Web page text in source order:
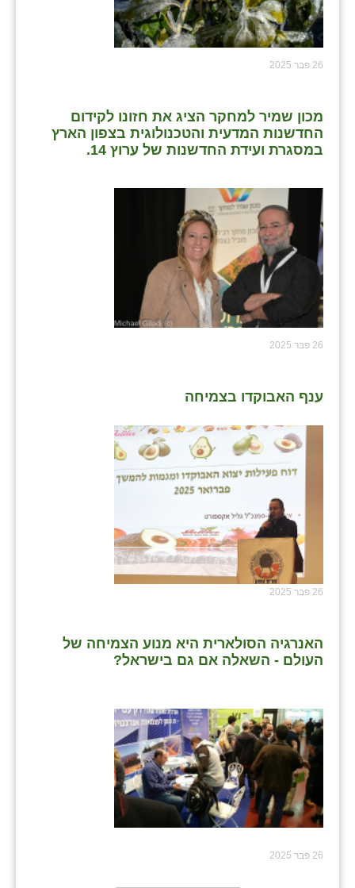
26 פבר 2025
מכון שמיר למחקר הציג את חזונו לקידום
החדשנות המדעית והטכנולוגית בצפון הארץ
במסגרת ועידת החדשנות של ערוץ 14.
26 פבר 2025
ענף האבוקדו בצמיחה
26 פבר 2025
האנרגיה הסולארית היא מנוע הצמיחה של
העולם - השאלה אם גם בישראל?
26 פבר 2025